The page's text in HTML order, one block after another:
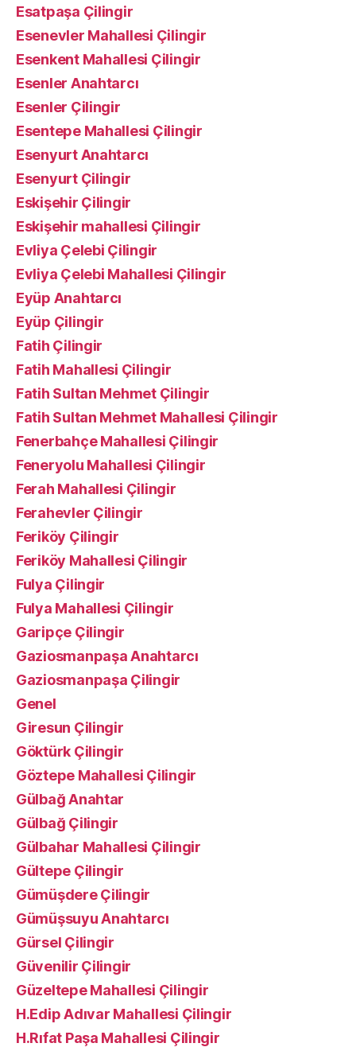
Esatpaşa Çilingir
Esenevler Mahallesi Çilingir
Esenkent Mahallesi Çilingir
Esenler Anahtarcı
Esenler Çilingir
Esentepe Mahallesi Çilingir
Esenyurt Anahtarcı
Esenyurt Çilingir
Eskişehir Çilingir
Eskişehir mahallesi Çilingir
Evliya Çelebi Çilingir
Evliya Çelebi Mahallesi Çilingir
Eyüp Anahtarcı
Eyüp Çilingir
Fatih Çilingir
Fatih Mahallesi Çilingir
Fatih Sultan Mehmet Çilingir
Fatih Sultan Mehmet Mahallesi Çilingir
Fenerbahçe Mahallesi Çilingir
Feneryolu Mahallesi Çilingir
Ferah Mahallesi Çilingir
Ferahevler Çilingir
Feriköy Çilingir
Feriköy Mahallesi Çilingir
Fulya Çilingir
Fulya Mahallesi Çilingir
Garipçe Çilingir
Gaziosmanpaşa Anahtarcı
Gaziosmanpaşa Çilingir
Genel
Giresun Çilingir
Göktürk Çilingir
Göztepe Mahallesi Çilingir
Gülbağ Anahtar
Gülbağ Çilingir
Gülbahar Mahallesi Çilingir
Gültepe Çilingir
Gümüşdere Çilingir
Gümüşsuyu Anahtarcı
Gürsel Çilingir
Güvenilir Çilingir
Güzeltepe Mahallesi Çilingir
H.Edip Adıvar Mahallesi Çilingir
H.Rıfat Paşa Mahallesi Çilingir